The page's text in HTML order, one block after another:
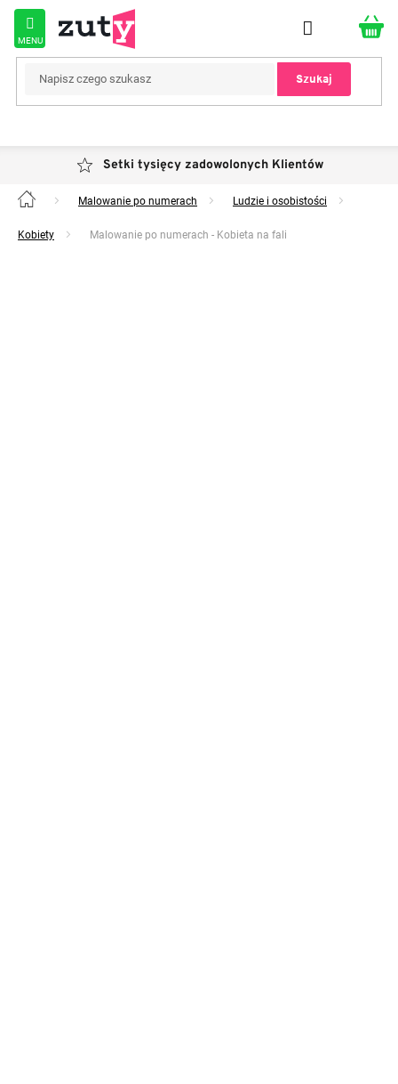
Przejść
treści
Szukaj
Setki tysięcy zadowolonych Klientów
Home Malowanie po numerach Ludzie i osobistości
Kobiety Malowanie po numerach - Kobieta na fali